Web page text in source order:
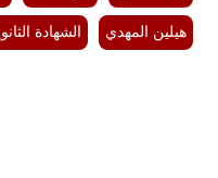
هيلين المهدي الشهادة